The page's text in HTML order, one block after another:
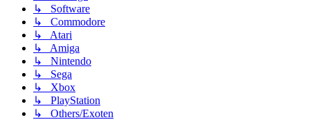
↳ Software
↳ Commodore
↳ Atari
↳ Amiga
↳ Nintendo
↳ Sega
↳ Xbox
↳ PlayStation
↳ Others/Exoten